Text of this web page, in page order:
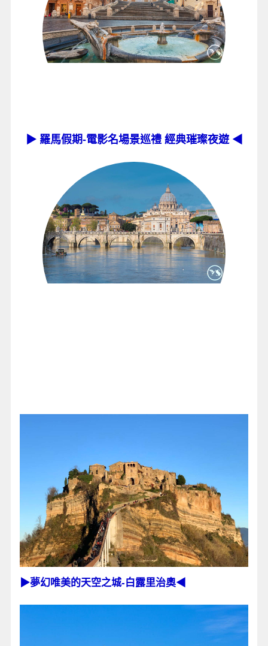
▶ 羅馬假期-電影名場景巡禮 經典璀璨夜遊 ◀
▶夢幻唯美的天空之城-白露里治奧◀